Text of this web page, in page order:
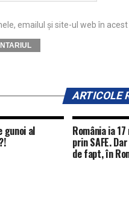
emailul și site-ul web în
ARTICOLE
gunoi al România ia
prin SAFE.
de fapt, în